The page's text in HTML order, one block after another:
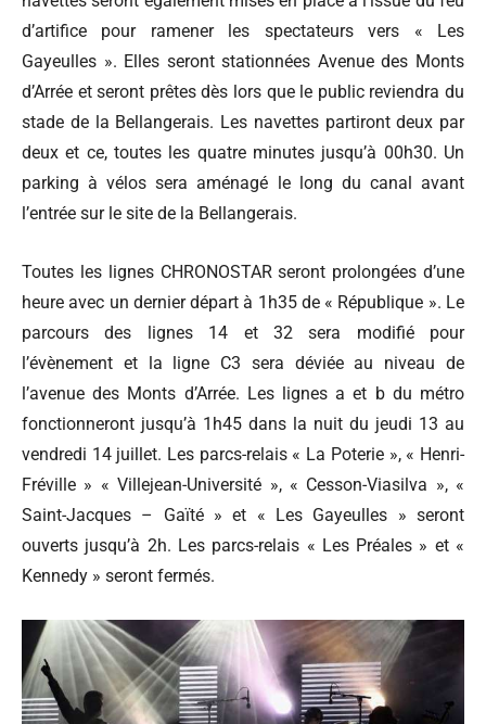
d’artifice pour ramener les spectateurs vers « Les
Gayeulles ». Elles seront stationnées Avenue des Monts
d’Arrée et seront prêtes dès lors que le public reviendra du
stade de la Bellangerais. Les navettes partiront deux par
deux et ce, toutes les quatre minutes jusqu’à 00h30. Un
parking à vélos sera aménagé le long du canal avant
l’entrée sur le site de la Bellangerais.
Toutes les lignes CHRONOSTAR seront prolongées d’une
heure avec un dernier départ à 1h35 de « République ». Le
parcours des lignes 14 et 32 sera modifié pour
l’évènement et la ligne C3 sera déviée au niveau de
l’avenue des Monts d’Arrée. Les lignes a et b du métro
fonctionneront jusqu’à 1h45 dans la nuit du jeudi 13 au
vendredi 14 juillet. Les parcs-relais « La Poterie », « Henri-
Fréville » « Villejean-Université », « Cesson-Viasilva », «
Saint-Jacques – Gaïté » et « Les Gayeulles » seront
ouverts jusqu’à 2h. Les parcs-relais « Les Préales » et «
Kennedy » seront fermés.